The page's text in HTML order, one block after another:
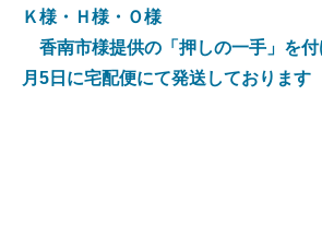
Ｋ様・Ｈ様・Ｏ様
香南市様提供の「押しの一手」を
月5日に宅配便にて発送しております